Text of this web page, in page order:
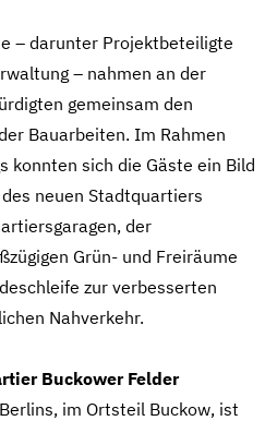
– darunter Projektbeteiligte
– nahmen an der
gemeinsam den
Bauarbeiten. Im Rahmen
konnten sich die Gäste ein Bild
neuen Stadtquartiers
der
Grün‑ und Freiräume
zur verbesserten
Nahverkehr.
Buckower Felder
im Ortsteil Buckow, ist